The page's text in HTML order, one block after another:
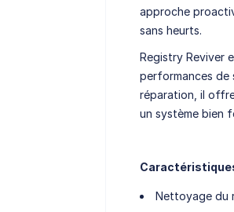
approche
sans heurts.
Registry Reviver
performances de
réparation, il
un système bien
Nettoyage du